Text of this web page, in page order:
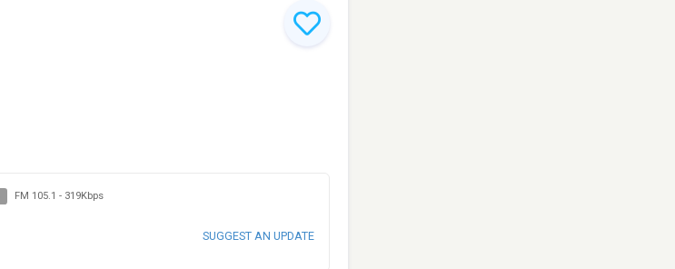
FM 105.1 - 319Kbps
SUGGEST AN UPDATE